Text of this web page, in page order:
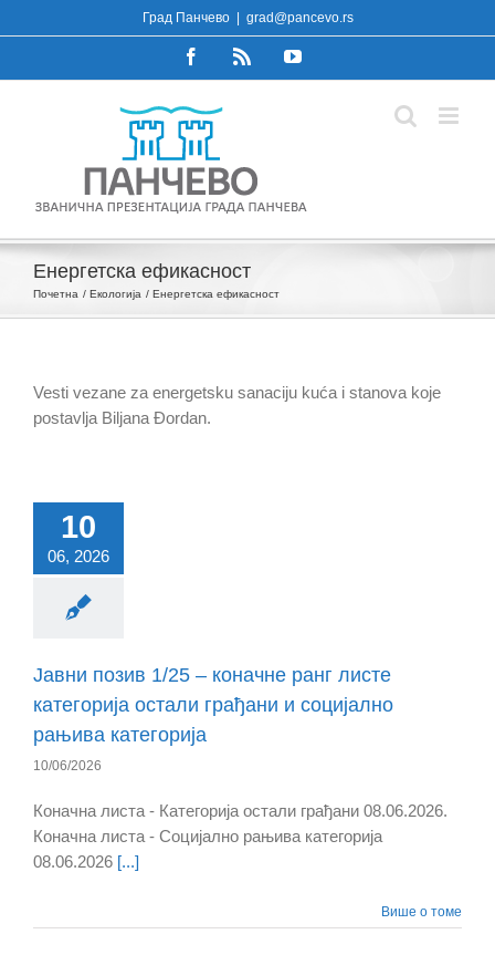
to
Град Панчево grad@pancevo.rs
FacebookRss YouTube
Eнергетска ефикасност
Почетна Екологија Eнергетска ефикасност
Vesti vezane za energetsku sanaciju kuća i stanova koje
postavlja Biljana Đordan.
10
06, 2026
Јавни позив 1/25 – коначне ранг листе
категорија остали грађани и социјално
рањива категорија
10/06/2026
Коначна листа - Категорија остали грађани 08.06.2026.
Коначна листа - Социјално рањива категорија
08.06.2026 [...]
Више о томе